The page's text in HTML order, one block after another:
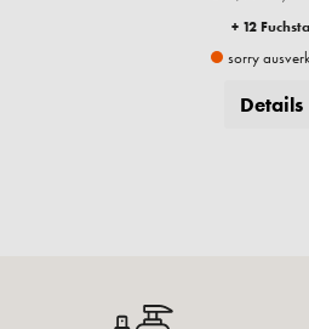
+ 12
sorry
Details